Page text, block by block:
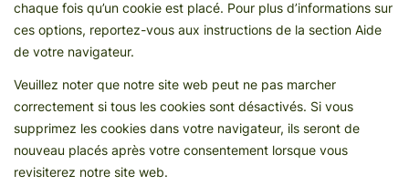
chaque fois qu’un cookie est placé. Pour plus d’informations sur
ces options, reportez-vous aux instructions de la section Aide
de votre navigateur.
Veuillez noter que notre site web peut ne pas marcher
correctement si tous les cookies sont désactivés. Si vous
supprimez les cookies dans votre navigateur, ils seront de
nouveau placés après votre consentement lorsque vous
revisiterez notre site web.